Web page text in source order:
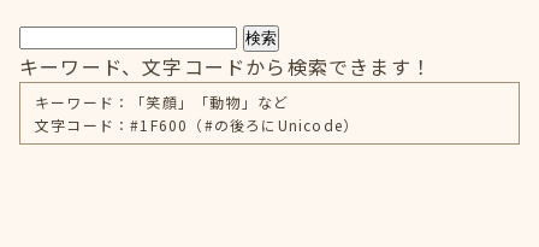
検索
キーワード、文字コードから検索できます！
キーワード：「笑顔」「動物」など
文字コード：#1F600（#の後ろにUnicode）